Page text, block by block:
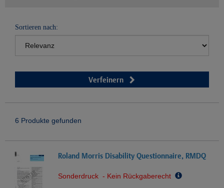
Sortieren nach:
Verfeinern
6 Produkte gefunden
Roland Morris Disability Questionnaire, RMDQ
Sonderdruck - Kein Rückgaberecht